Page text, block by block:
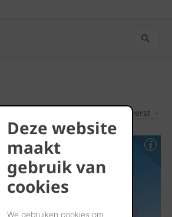
Deze website
maakt
gebruik van
cookies
We gebruiken cookies om
Nieuwste eerst